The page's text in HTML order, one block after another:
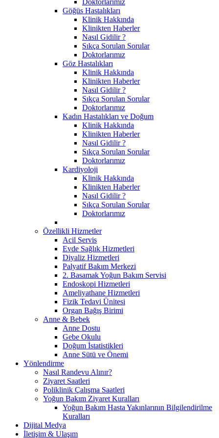
Göğüs Hastalıkları
Klinik Hakkında
Klinikten Haberler
Nasıl Gidilir ?
Sıkça Sorulan Sorular
Doktorlarımız
Göz Hastalıkları
Klinik Hakkında
Klinikten Haberler
Nasıl Gidilir ?
Sıkça Sorulan Sorular
Doktorlarımız
Kadın Hastalıkları ve Doğum
Klinik Hakkında
Klinikten Haberler
Nasıl Gidilir ?
Sıkça Sorulan Sorular
Doktorlarımız
Kardiyoloji
Klinik Hakkında
Klinikten Haberler
Nasıl Gidilir ?
Sıkça Sorulan Sorular
Doktorlarımız
Özellikli Hizmetler
Acil Servis
Evde Sağlık Hizmetleri
Diyaliz Hizmetleri
Palyatif Bakım Merkezi
2. Basamak Yoğun Bakım Servisi
Endoskopi Hizmetleri
Ameliyathane Hizmetleri
Fizik Tedavi Ünitesi
Organ Bağış Birimi
Anne & Bebek
Anne Dostu
Gebe Okulu
Doğum İstatistikleri
Anne Sütü ve Önemi
Yönlendirme
Nasıl Randevu Alınır?
Ziyaret Saatleri
Poliklinik Çalışma Saatleri
Yoğun Bakım Ziyaret Kuralları
Yoğun Bakım Hasta Yakınlarının Bilgilendirilme
Kuralları
Dijital Medya
İletişim & Ulaşım